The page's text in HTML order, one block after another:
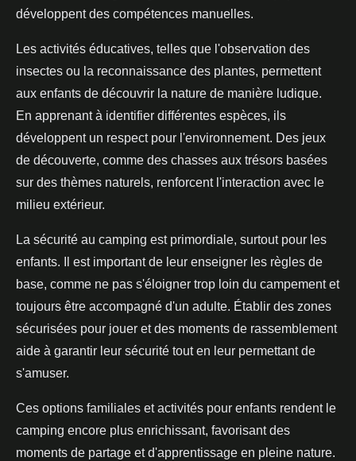
développent des compétences manuelles.
Les activités éducatives, telles que l'observation des
insectes ou la reconnaissance des plantes, permettent
aux enfants de découvrir la nature de manière ludique.
En apprenant à identifier différentes espèces, ils
développent un respect pour l'environnement. Des jeux
de découverte, comme des chasses aux trésors basées
sur des thèmes naturels, renforcent l'interaction avec le
milieu extérieur.
La sécurité au camping est primordiale, surtout pour les
enfants. Il est important de leur enseigner les règles de
base, comme ne pas s'éloigner trop loin du campement et
toujours être accompagné d'un adulte. Établir des zones
sécurisées pour jouer et des moments de rassemblement
aide à garantir leur sécurité tout en leur permettant de
s'amuser.
Ces options familiales et activités pour enfants rendent le
camping encore plus enrichissant, favorisant des
moments de partage et d'apprentissage en pleine nature.